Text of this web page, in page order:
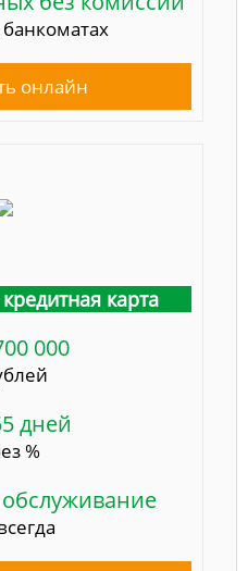
онлайн
карта
000
дней
%